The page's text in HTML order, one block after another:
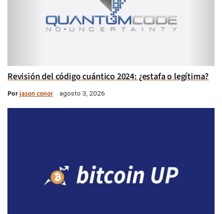
Revisión del código cuántico 2024: ¿estafa o legítima?
Porjason conor agosto 3, 2026